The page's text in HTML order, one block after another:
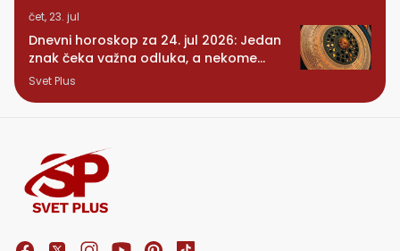
čet, 23. jul
Dnevni horoskop za 24. jul 2026: Jedan
znak čeka važna odluka, a nekome
stiže iznenađenje
Svet Plus